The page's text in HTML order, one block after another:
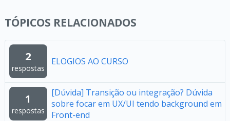
TÓPICOS RELACIONADOS
2
respostas
ELOGIOS AO CURSO
1
respostas
[Dúvida] Transição ou integração? Dúvida
sobre focar em UX/UI tendo background em
Front-end